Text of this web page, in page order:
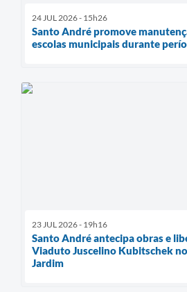
24 JUL 2026 - 15h26
Santo André promove
escolas municipais durante
23 JUL 2026 - 19h16
Santo André antecipa obras e
Viaduto Juscelino Kubitschek
Jardim